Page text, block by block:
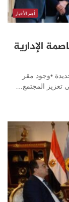
أهم الأخبار
الإدارية
•وجود مقر
تعزيز المجتمع…